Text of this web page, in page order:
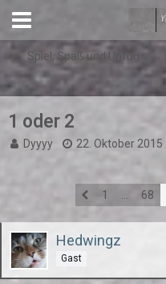
Spiel, Spaß und Unfug
1 oder 2
Dyyyy 22. Oktober 2015
1 68
Hedwingz
Gast